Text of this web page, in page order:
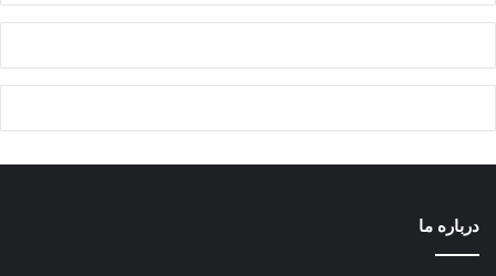
درباره ما